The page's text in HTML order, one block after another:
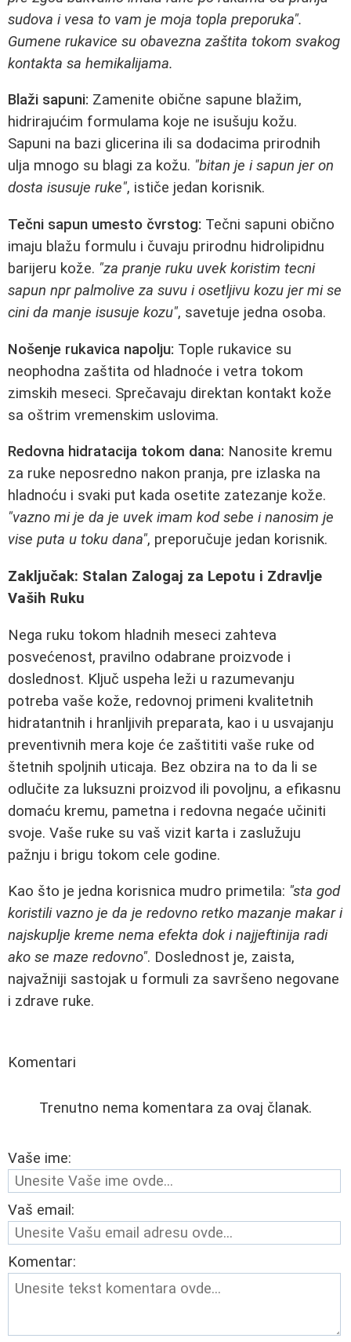
sudova i vesa to vam je moja topla preporuka".
Gumene rukavice su obavezna zaštita tokom svakog
kontakta sa hemikalijama.
Blaži sapuni: Zamenite obične sapune blažim,
hidrirajućim formulama koje ne isušuju kožu.
Sapuni na bazi glicerina ili sa dodacima prirodnih
ulja mnogo su blagi za kožu. "bitan je i sapun jer on
dosta isusuje ruke", ističe jedan korisnik.
Tečni sapun umesto čvrstog: Tečni sapuni obično
imaju blažu formulu i čuvaju prirodnu hidrolipidnu
barijeru kože. "za pranje ruku uvek koristim tecni
sapun npr palmolive za suvu i osetljivu kozu jer mi se
cini da manje isusuje kozu", savetuje jedna osoba.
Nošenje rukavica napolju: Tople rukavice su
neophodna zaštita od hladnoće i vetra tokom
zimskih meseci. Sprečavaju direktan kontakt kože
sa oštrim vremenskim uslovima.
Redovna hidratacija tokom dana: Nanosite kremu
za ruke neposredno nakon pranja, pre izlaska na
hladnoću i svaki put kada osetite zatezanje kože.
"vazno mi je da je uvek imam kod sebe i nanosim je
vise puta u toku dana", preporučuje jedan korisnik.
Zaključak: Stalan Zalogaj za Lepotu i Zdravlje
Vaših Ruku
Nega ruku tokom hladnih meseci zahteva
posvećenost, pravilno odabrane proizvode i
doslednost. Ključ uspeha leži u razumevanju
potreba vaše kože, redovnoj primeni kvalitetnih
hidratantnih i hranljivih preparata, kao i u usvajanju
preventivnih mera koje će zaštititi vaše ruke od
štetnih spoljnih uticaja. Bez obzira na to da li se
odlučite za luksuzni proizvod ili povoljnu, a efikasnu
domaću kremu, pametna i redovna negaće učiniti
svoje. Vaše ruke su vaš vizit karta i zaslužuju
pažnju i brigu tokom cele godine.
Kao što je jedna korisnica mudro primetila: "sta god
koristili vazno je da je redovno retko mazanje makar i
najskuplje kreme nema efekta dok i najjeftinija radi
ako se maze redovno". Doslednost je, zaista,
najvažniji sastojak u formuli za savršeno negovane
i zdrave ruke.
Komentari
Trenutno nema komentara za ovaj članak.
Vaše ime:
Vaš email:
Komentar: